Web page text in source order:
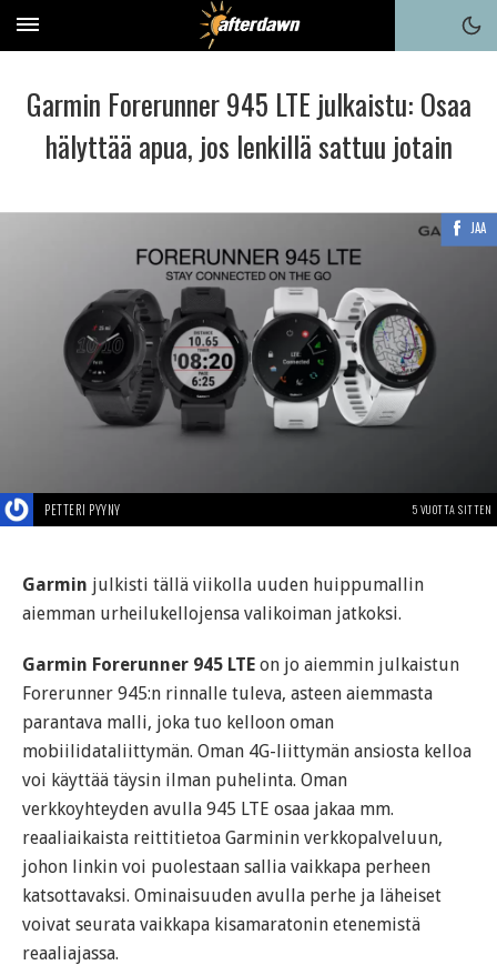
Garmin Forerunner 945 LTE julkaistu: Osaa
hälyttää apua, jos lenkillä sattuu jotain
JAA
PETTERI PYYNY 5 VUOTTA SITTEN
Garmin julkisti tällä viikolla uuden huippumallin
aiemman urheilukellojensa valikoiman jatkoksi.
Garmin Forerunner 945 LTE on jo aiemmin julkaistun
Forerunner 945:n rinnalle tuleva, asteen aiemmasta
parantava malli, joka tuo kelloon oman
mobiilidataliittymän. Oman 4G-liittymän ansiosta kelloa
voi käyttää täysin ilman puhelinta. Oman
verkkoyhteyden avulla 945 LTE osaa jakaa mm.
reaaliaikaista reittitietoa Garminin verkkopalveluun,
johon linkin voi puolestaan sallia vaikkapa perheen
katsottavaksi. Ominaisuuden avulla perhe ja läheiset
voivat seurata vaikkapa kisamaratonin etenemistä
reaaliajassa.